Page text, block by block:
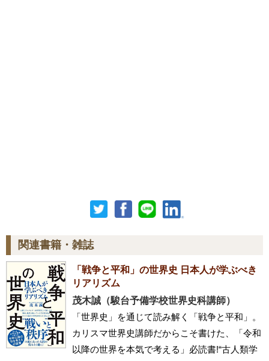
関連書籍・雑誌
「戦争と平和」の世界史 日本人が学ぶべき
リアリズム
茂木誠（駿台予備学校世界史科講師）
「世界史」を通じて読み解く「戦争と平和」。
カリスマ世界史講師だからこそ書けた、「令和
以降の世界を本気で考える」必読書!“古人類学